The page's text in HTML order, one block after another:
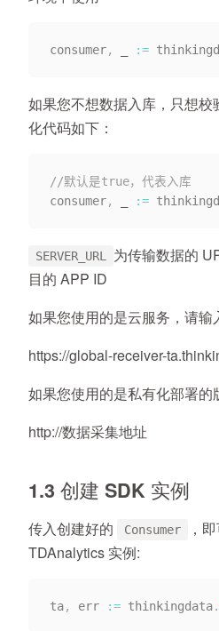
consumer, :=
如果您不想数据入库，只想
化代码如下：
//默认是true，代表入库
consumer, :=
SERVER_URL 为传输数据的
目的 APP ID
如果您使用的是云服务，请输
https://global-receiver-
如果您使用的是私有化部署
http://数据采集地址
1.3 创建 SDK 实例
传入创建好的 Consumer
，
TDAnalytics 实例:
ta, err := thinkingdata.